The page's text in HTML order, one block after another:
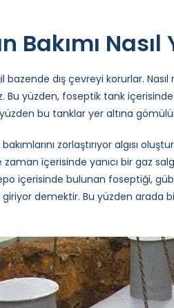
Bakımı Nasıl
dış çevreyi korurlar. Nasıl
Bu yüzden, foseptik tank
bu tanklar yer altına
zorlaştırıyor algısı
zaman içerisinde yanıcı bir gaz
içerisinde bulunan foseptiği,
demektir. Bu yüzden arada